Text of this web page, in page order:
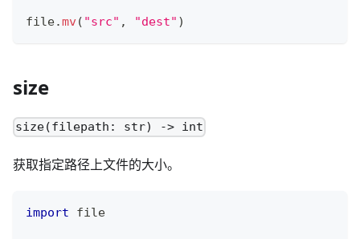
file.mv ( "src" , "dest" )
size
size(filepath: str) -> int
获取指定路径上文件的大小。
import file